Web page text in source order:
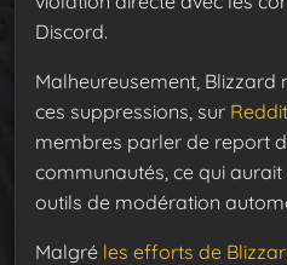
Discord.
Malheureusement, Blizzard
ces suppressions, sur Reddit
membres parler de report
communautés, ce qui
outils de modération
Malgré les efforts de